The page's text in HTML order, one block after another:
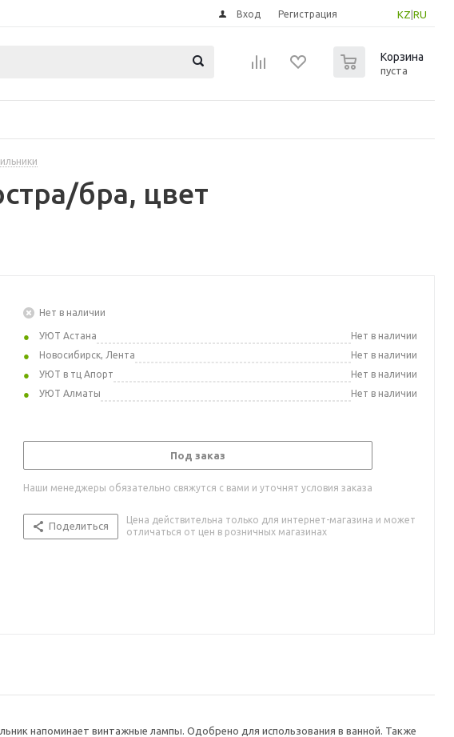
KZ RU
Вход Регистрация
Корзина
пуста
бра, цвет
Нет в наличии
УЮТ Астана
Нет в наличии
Новосибирск, Лента
Нет в наличии
УЮТ в тц Апорт
Нет в наличии
УЮТ Алматы
Нет в наличии
Под заказ
Наши менеджеры обязательно свяжутся с вами и уточнят условия заказа
Поделиться
Цена действительна только для интернет-магазина и может
отличаться от цен в розничных магазинах
напоминает винтажные лампы. Одобрено для использования в ванной. Также